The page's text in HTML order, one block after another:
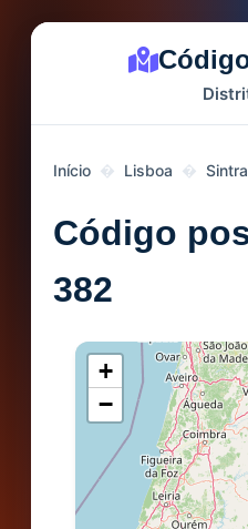
Início Lisboa Sintra
Código
382
+
−